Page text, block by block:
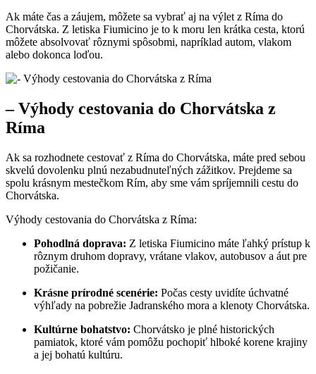
Ak máte čas a záujem, môžete sa vybrať aj na výlet z Ríma do
Chorvátska. Z letiska Fiumicino je to k moru len krátka cesta, ktorú
môžete absolvovať rôznymi spôsobmi, napríklad autom, vlakom
alebo dokonca loďou.
– Výhody cestovania do Chorvátska z
Ríma
Ak sa rozhodnete cestovať z Ríma do Chorvátska, máte pred sebou
skvelú dovolenku plnú nezabudnuteľných zážitkov. Prejdeme sa
spolu krásnym mestečkom Rím, aby sme vám spríjemnili cestu do
Chorvátska.
Výhody cestovania do Chorvátska z Ríma:
Pohodlná doprava: Z letiska Fiumicino máte ľahký prístup k
rôznym druhom dopravy, vrátane vlakov, autobusov a áut pre
požičanie.
Krásne prírodné scenérie: Počas cesty uvidíte úchvatné
výhľady na pobrežie Jadranského mora a klenoty Chorvátska.
Kultúrne bohatstvo: Chorvátsko je plné historických
pamiatok, ktoré vám pomôžu pochopiť hlboké korene krajiny
a jej bohatú kultúru.